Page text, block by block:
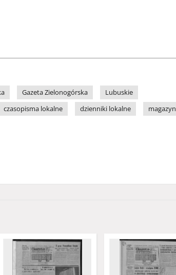
Gazeta Zielonogórska
Lubuskie
czasopisma lokalne dzienniki lokalne
magazyn